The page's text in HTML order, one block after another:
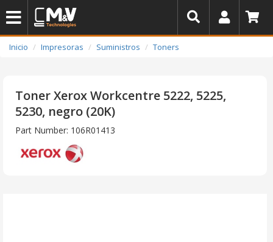
Inicio Impresoras Suministros Toners
Toner Xerox Workcentre 5222, 5225,
5230, negro (20K)
Part Number: 106R01413